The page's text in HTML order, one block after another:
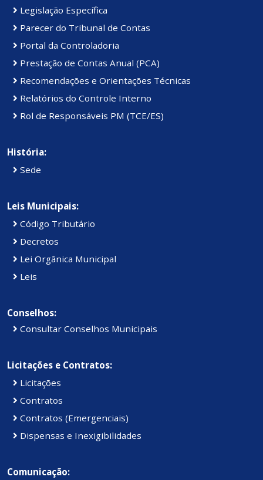
Legislação Específica
Parecer do Tribunal de Contas
Portal da Controladoria
Prestação de Contas Anual (PCA)
Recomendações e Orientações Técnicas
Relatórios do Controle Interno
Rol de Responsáveis PM (TCE/ES)
História:
Sede
Leis Municipais:
Código Tributário
Decretos
Lei Orgânica Municipal
Leis
Conselhos:
Consultar Conselhos Municipais
Licitações e Contratos:
Licitações
Contratos
Contratos (Emergenciais)
Dispensas e Inexigibilidades
Comunicação: